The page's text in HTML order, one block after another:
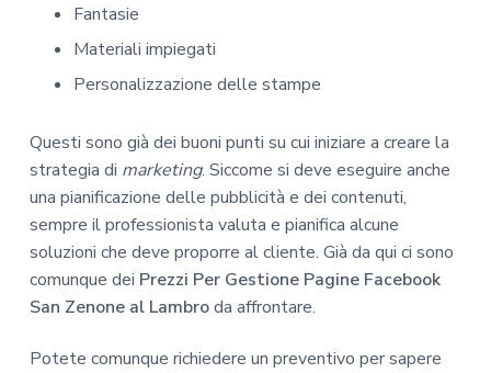
Fantasie
Materiali impiegati
Personalizzazione delle stampe
Questi sono già dei buoni punti su cui iniziare a creare la
strategia di marketing. Siccome si deve eseguire anche
una pianificazione delle pubblicità e dei contenuti,
sempre il professionista valuta e pianifica alcune
soluzioni che deve proporre al cliente. Già da qui ci sono
comunque dei Prezzi Per Gestione Pagine Facebook
San Zenone al Lambroda affrontare.
Potete comunque richiedere un preventivo per sapere